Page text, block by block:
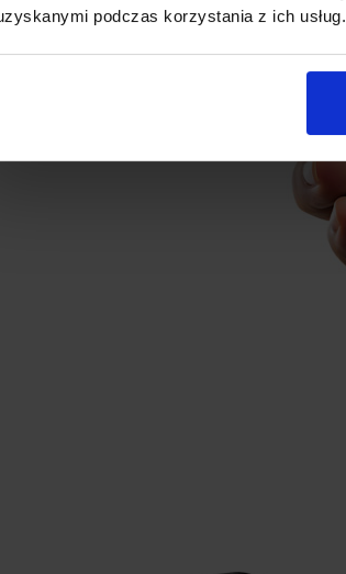
podczas korzystania z ich usług.